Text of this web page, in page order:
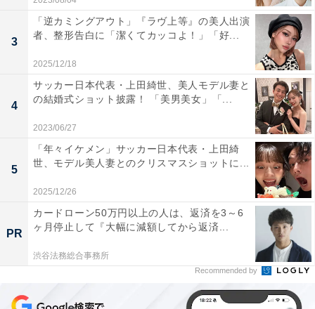
3
「逆カミングアウト」『ラヴ上等』の美人出演
者、整形告白に「潔くてカッコよ！」「好...
2025/12/18
4
サッカー日本代表・上田綺世、美人モデル妻と
の結婚式ショット披露！ 「美男美女」「...
2023/06/27
5
「年々イケメン」サッカー日本代表・上田綺
世、モデル美人妻とのクリスマスショットに...
2025/12/26
PR
カードローン50万円以上の人は、返済を3～6
ヶ月停止して『大幅に減額してから返済...
渋谷法務総合事務所
Recommended by